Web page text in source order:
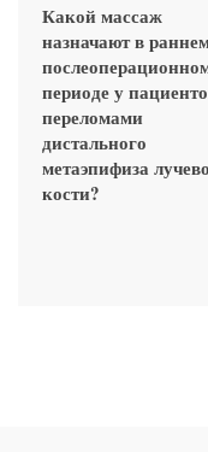
Какой массаж
назначают в
периоде у
переломами
дистального
метаэпифиза
кости?